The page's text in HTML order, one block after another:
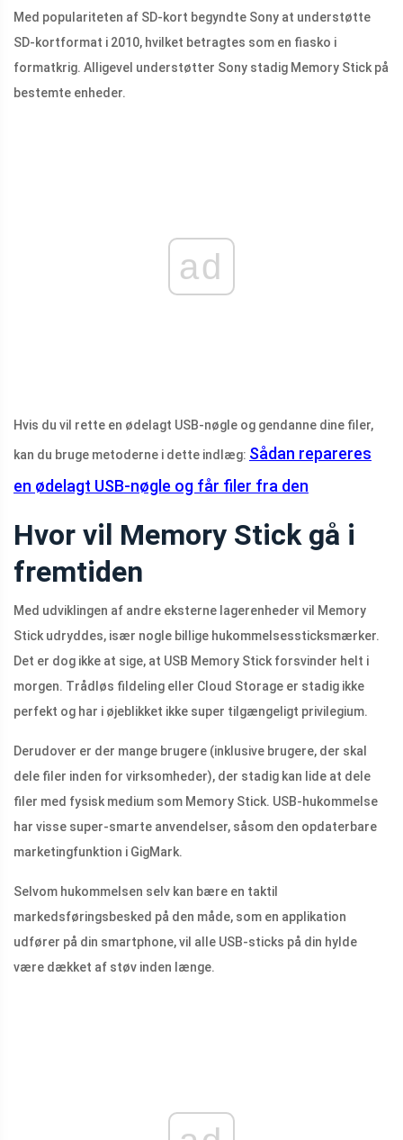
Med populariteten af ​​SD-kort begyndte Sony at understøtte
SD-kortformat i 2010, hvilket betragtes som en fiasko i
formatkrig. Alligevel understøtter Sony stadig Memory Stick på
bestemte enheder.
ad
Hvis du vil rette en ødelagt USB-nøgle og gendanne dine filer,
kan du bruge metoderne i dette indlæg: Sådan repareres
en ødelagt USB-nøgle og får filer fra den
Hvor vil Memory Stick gå i
fremtiden
Med udviklingen af ​​andre eksterne lagerenheder vil Memory
Stick udryddes, især nogle billige hukommelsessticksmærker.
Det er dog ikke at sige, at USB Memory Stick forsvinder helt i
morgen. Trådløs fildeling eller Cloud Storage er stadig ikke
perfekt og har i øjeblikket ikke super tilgængeligt privilegium.
Derudover er der mange brugere (inklusive brugere, der skal
dele filer inden for virksomheder), der stadig kan lide at dele
filer med fysisk medium som Memory Stick. USB-hukommelse
har visse super-smarte anvendelser, såsom den opdaterbare
marketingfunktion i GigMark.
Selvom hukommelsen selv kan bære en taktil
markedsføringsbesked på den måde, som en applikation
udfører på din smartphone, vil alle USB-sticks på din hylde
være dækket af støv inden længe.